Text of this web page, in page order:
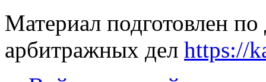
Материал подготовлен
арбитражных дел https://